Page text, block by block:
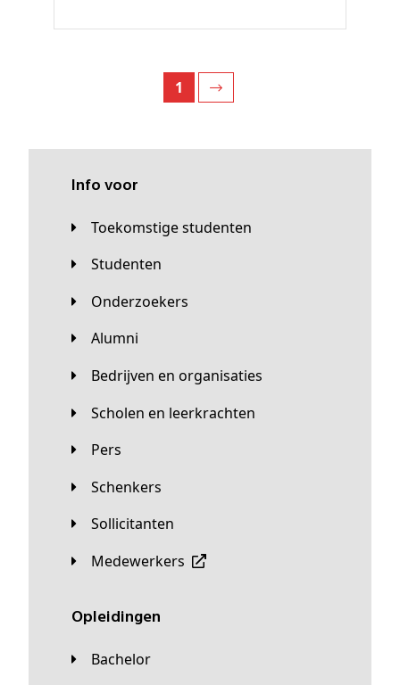
1
Info voor
Toekomstige studenten
Studenten
Onderzoekers
Alumni
Bedrijven en organisaties
Scholen en leerkrachten
Pers
Schenkers
Sollicitanten
Medewerkers
Opleidingen
Bachelor